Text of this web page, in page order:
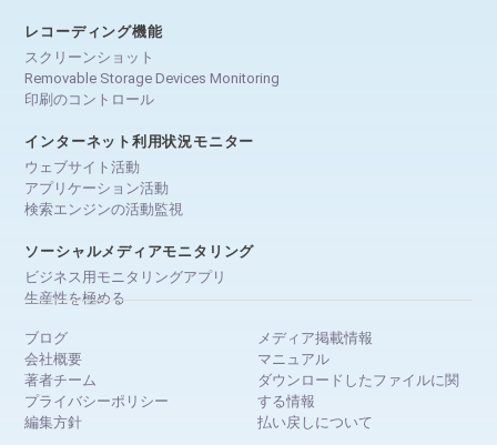
レコーディング機能
スクリーンショット
Removable Storage Devices Monitoring
印刷のコントロール
インターネット利用状況モニター
ウェブサイト活動
アプリケーション活動
検索エンジンの活動監視
ソーシャルメディアモニタリング
ビジネス用モニタリングアプリ
生産性を極める
ブログ
会社概要
著者チーム
プライバシーポリシー
編集方針
メディア掲載情報
マニュアル
ダウンロードしたファイルに関
する情報
払い戻しについて